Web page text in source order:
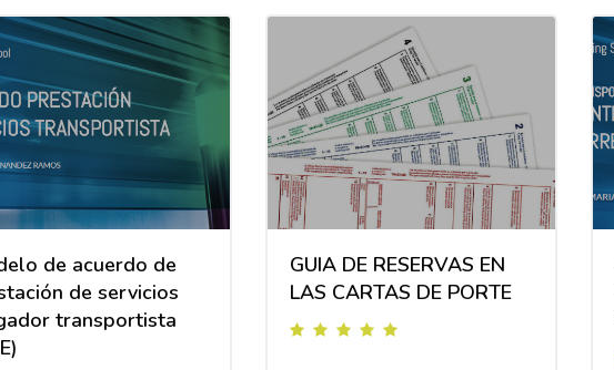
de acuerdo de
de servicios
transportista
GUIA DE RESERVAS EN
LAS CARTAS DE PORTE